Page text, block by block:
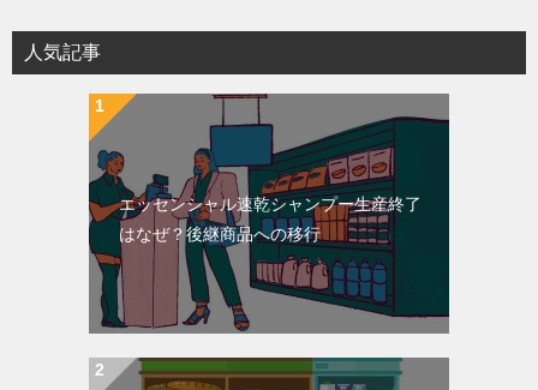
人気記事
エッセンシャル速乾シャンプー生産終了
はなぜ？後継商品への移行